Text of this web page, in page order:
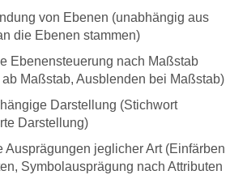
von Ebenen (unabhängig aus
die Ebenen stammen)
Ebenensteuerung nach Maßstab
Maßstab, Ausblenden bei Maßstab)
Darstellung (Stichwort
Darstellung)
Ausprägungen jeglicher Art (Einfärben
Symbolausprägung nach Attributen